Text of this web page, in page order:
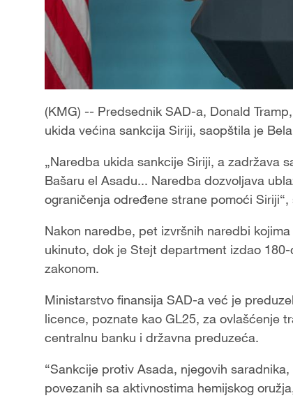
(KMG) -- Predsednik SAD-a, Donald
ukida većina sankcija Siriji, saopštila je
„Naredba ukida sankcije Siriji, a zadržava
Bašaru el Asadu... Naredba dozvoljava
ograničenja određene strane pomoći
Nakon naredbe, pet izvršnih naredbi
ukinuto, dok je Stejt department izdao
zakonom.
Ministarstvo finansija SAD-a već je
licence, poznate kao GL25, za ovlašćenje
centralnu banku i državna preduzeća.
“Sankcije protiv Asada, njegovih
povezanih sa aktivnostima hemijskog